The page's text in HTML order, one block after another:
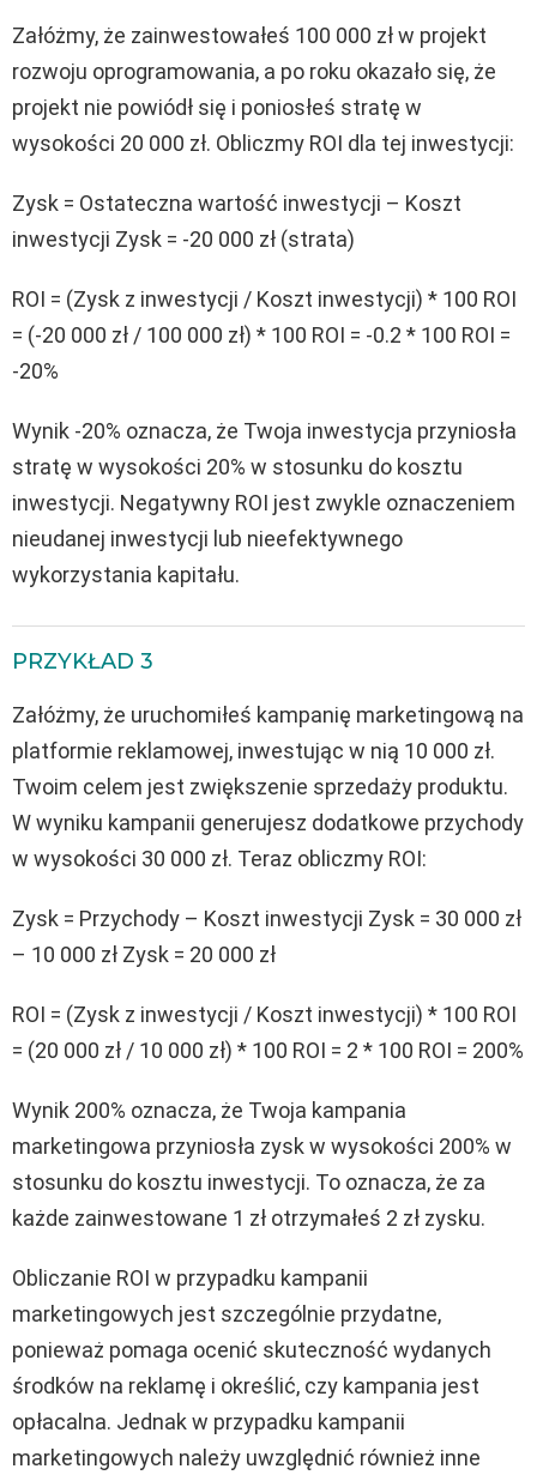
Załóżmy, że zainwestowałeś 100 000 zł w projekt
rozwoju oprogramowania, a po roku okazało się, że
projekt nie powiódł się i poniosłeś stratę w
wysokości 20 000 zł. Obliczmy ROI dla tej inwestycji:
Zysk = Ostateczna wartość inwestycji – Koszt
inwestycji Zysk = -20 000 zł (strata)
ROI = (Zysk z inwestycji / Koszt inwestycji) * 100 ROI
= (-20 000 zł / 100 000 zł) * 100 ROI = -0.2 * 100 ROI =
-20%
Wynik -20% oznacza, że Twoja inwestycja przyniosła
stratę w wysokości 20% w stosunku do kosztu
inwestycji. Negatywny ROI jest zwykle oznaczeniem
nieudanej inwestycji lub nieefektywnego
wykorzystania kapitału.
PRZYKŁAD 3
Załóżmy, że uruchomiłeś kampanię marketingową na
platformie reklamowej, inwestując w nią 10 000 zł.
Twoim celem jest zwiększenie sprzedaży produktu.
W wyniku kampanii generujesz dodatkowe przychody
w wysokości 30 000 zł. Teraz obliczmy ROI:
Zysk = Przychody – Koszt inwestycji Zysk = 30 000 zł
– 10 000 zł Zysk = 20 000 zł
ROI = (Zysk z inwestycji / Koszt inwestycji) * 100 ROI
= (20 000 zł / 10 000 zł) * 100 ROI = 2 * 100 ROI = 200%
Wynik 200% oznacza, że Twoja kampania
marketingowa przyniosła zysk w wysokości 200% w
stosunku do kosztu inwestycji. To oznacza, że za
każde zainwestowane 1 zł otrzymałeś 2 zł zysku.
Obliczanie ROI w przypadku kampanii
marketingowych jest szczególnie przydatne,
ponieważ pomaga ocenić skuteczność wydanych
środków na reklamę i określić, czy kampania jest
opłacalna. Jednak w przypadku kampanii
marketingowych należy uwzględnić również inne